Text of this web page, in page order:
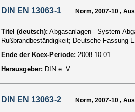
DIN EN 13063-1 Norm, 2007-10 ,
Titel (deutsch): Abgasanlagen - System-
Rußbrandbeständigkeit; Deutsche Fassung
Ende der Koex-Periode: 2008-10-01
Herausgeber: DIN e. V.
DIN EN 13063-2 Norm, 2007-10 ,